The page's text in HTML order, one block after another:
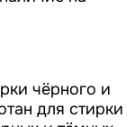
чёрного и
для стирки